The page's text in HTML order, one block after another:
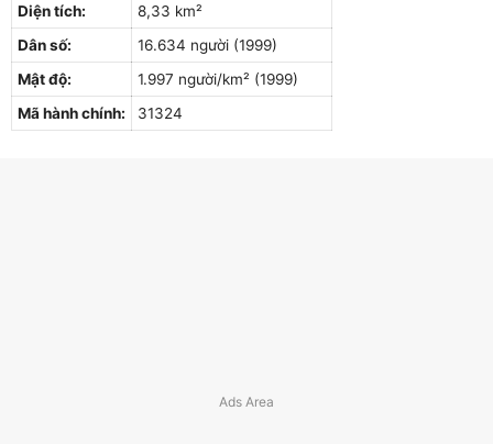
Diện tích:
8,33 km²
Dân số:
16.634 người (1999)
Mật độ:
1.997 người/km² (1999)
Mã hành chính:
31324